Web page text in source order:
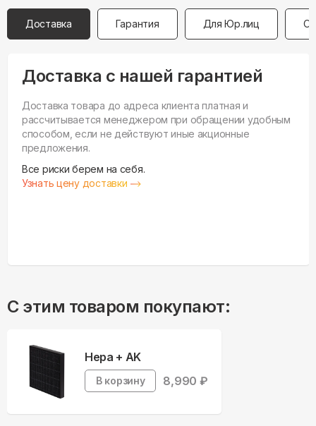
Доставка Гарантия Для Юр.лиц
Доставка с нашей гарантией
Доставка товара до адреса клиента платная и
рассчитывается менеджером при обращении удобным
способом, если не действуют иные акционные
предложения.
Все риски берем на себя.
Узнать цену доставки
С этим товаром покупают:
Hepa + AK
В корзину 8,990 ₽